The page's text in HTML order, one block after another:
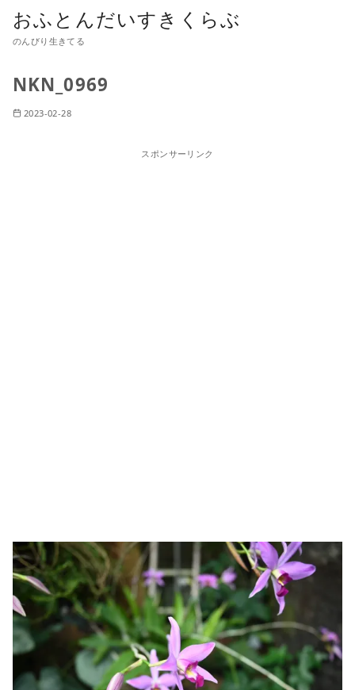
おふとんだいすきくらぶ
のんびり生きてる
NKN_0969
2023-02-28
スポンサーリンク